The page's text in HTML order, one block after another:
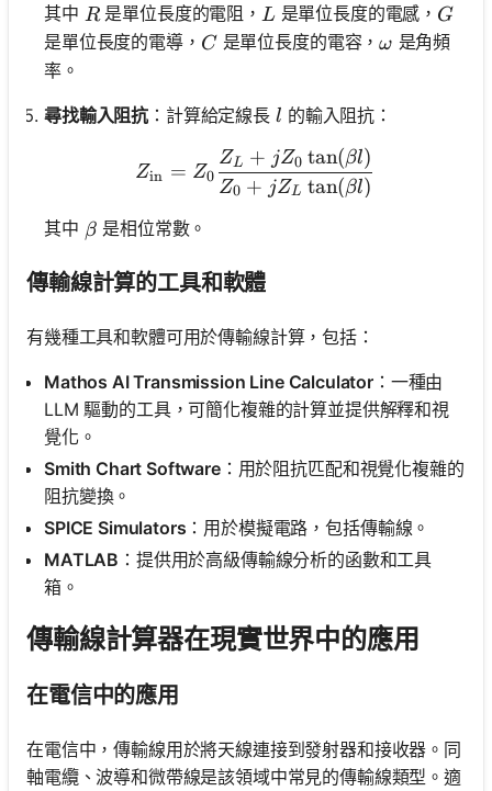
其中 R
R是單位長度的電阻， L
L是單位長度的電感， G
G
是單位長度的電導， C
C是單位長度的電容，\omega
ω 是角頻
率。
尋找輸入阻抗 ：計算給定線長 l
l 的輸入阻抗：
Z_{\text{in}} = Z_0
Zin = Z0
Z0 + jZL tan(βl)
ZL + jZ0 tan(βl)
其中 \beta
β 是相位常數。
傳輸線計算的工具和軟體
有幾種工具和軟體可用於傳輸線計算，包括：
Mathos AI Transmission Line Calculator：一種由
LLM 驅動的工具，可簡化複雜的計算並提供解釋和視
覺化。
Smith Chart Software：用於阻抗匹配和視覺化複雜的
阻抗變換。
SPICE Simulators ：用於模擬電路，包括傳輸線。
MATLAB ：提供用於高級傳輸線分析的函數和工具
箱。
傳輸線計算器在現實世界中的應用
在電信中的應用
在電信中，傳輸線用於將天線連接到發射器和接收器。同
軸電纜、波導和微帶線是該領域中常見的傳輸線類型。適